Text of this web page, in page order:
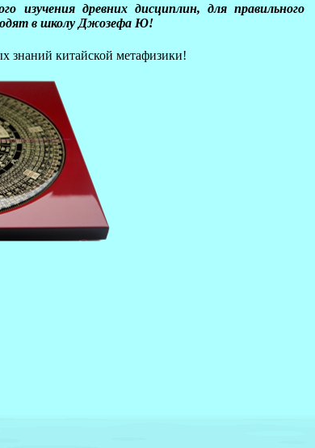
изучения древних дисциплин, для правильного
в школу Джозефа Ю!
знаний китайской метафизики!